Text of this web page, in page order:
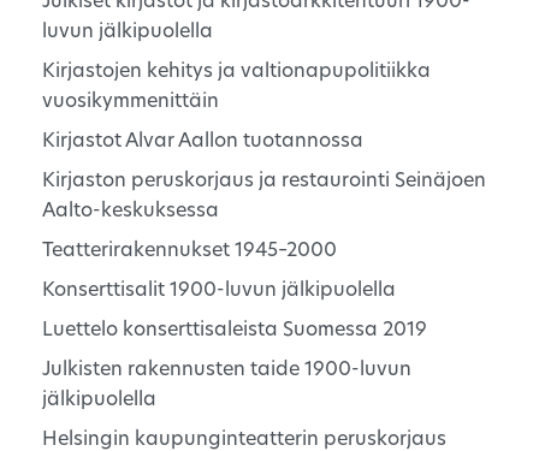
luvun jälkipuolella
Kirjastojen kehitys ja valtionapupolitiikka
vuosikymmenittäin
Kirjastot Alvar Aallon tuotannossa
Kirjaston peruskorjaus ja restaurointi Seinäjoen
Aalto-keskuksessa
Teatterirakennukset 1945–2000
Konserttisalit 1900-luvun jälkipuolella
Luettelo konserttisaleista Suomessa 2019
Julkisten rakennusten taide 1900-luvun
jälkipuolella
Helsingin kaupunginteatterin peruskorjaus